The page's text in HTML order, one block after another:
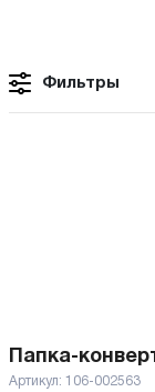
Фильтры
Папка-
Артикул: 106-002563